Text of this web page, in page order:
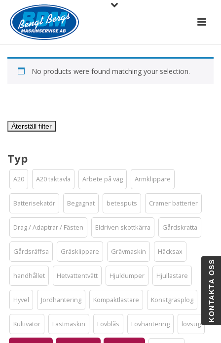
No products were found matching your selection.
Återställ filter
Typ
A20 A20 taktavla Arbete på väg Armklippare
Batterisekatör Begagnat betesputs Cramer batterier
Drag / Adaptrar / Fästen Eldriven skottkärra Gårdskratta
Gårdsräffsa Gräsklippare Grävmaskin Häcksax
handhållet Hetvattentvätt Hjuldumper Hjullastare
Hyvel Jordhantering Kompaktlastare Konstgräsplog
Kultivator Lastmaskin Lövblås Lövhantering lövsug
KONTAKTA OSS